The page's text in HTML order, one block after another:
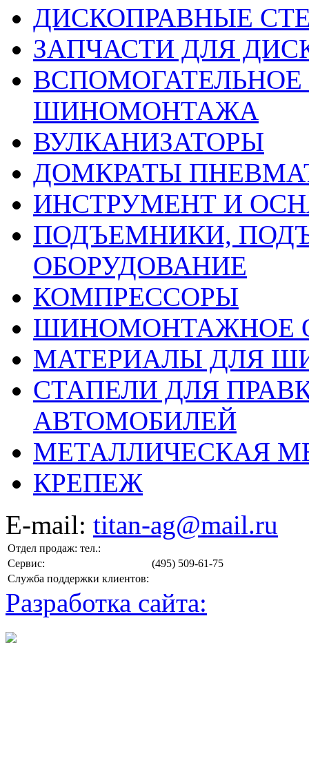
ДИСКОПРАВНЫЕ
ЗАПЧАСТИ ДЛЯ
ШИНОМОНТАЖА
ВУЛКАНИЗАТОРЫ
ДОМКРАТЫ
ИНСТРУМЕНТ И
ПОДЪЕМНИКИ,
ОБОРУДОВАНИЕ
КОМПРЕССОРЫ
ШИНОМОНТАЖНОЕ
МАТЕРИАЛЫ ДЛЯ
СТАПЕЛИ ДЛЯ
АВТОМОБИЛЕЙ
МЕТАЛЛИЧЕСКАЯ
КРЕПЕЖ
E-mail: titan-ag@mail.ru
Отдел продаж: тел.:
(495) 509-61-75
Сервис:
Служба поддержки клиентов:
Разработка сайта: